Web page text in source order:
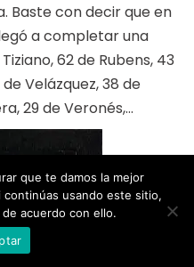
Baste con decir que en
a completar una
62 de Rubens, 43
Velázquez, 38 de
29 de Veronés,…
que te damos la mejor
usando este sitio,
acuerdo con ello.